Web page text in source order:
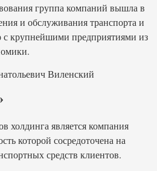
группа компаний вышла в
и обслуживания транспорта и
с крупнейшими предприятиями из
холдинга является компания
которой сосредоточена на
средств клиентов.